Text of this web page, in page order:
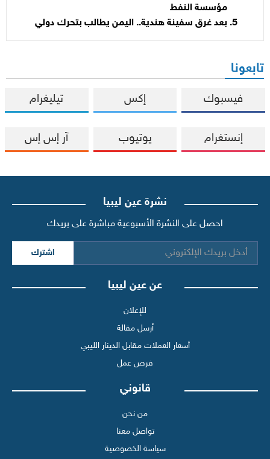
مؤسسة النفط
بعد غرق سفينة هندية.. اليمن يطالب بتحرك دولي
تابعونا
فيسبوك إكس تيليغرام
إنستغرام يوتيوب آر إس إس
نشرة عين ليبيا
احصل على النشرة الأسبوعية مباشرة على بريدك
اشترك
عن عين ليبيا
للإعلان
أرسل مقالة
أسعار العملات مقابل الدينار الليبي
فرص عمل
قانوني
من نحن
تواصل معنا
سياسة الخصوصية